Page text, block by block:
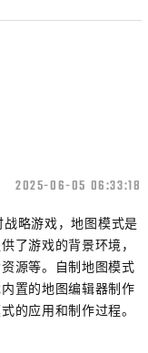
2025-06-05 06:33:18
略游戏，地图模式是
了游戏的背景环境，
源等。自制地图模式
置的地图编辑器制作
的应用和制作过程。